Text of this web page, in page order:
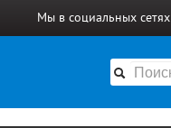
Мы в социальных сетях